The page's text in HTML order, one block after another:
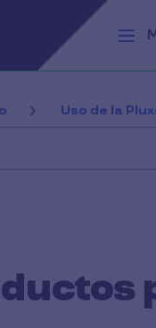
Uso de la